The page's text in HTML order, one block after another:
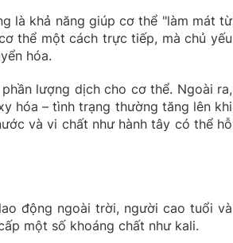
là khả năng giúp cơ thể "làm mát từ
thể một cách trực tiếp, mà chủ yếu
hóa.
lượng dịch cho cơ thể. Ngoài ra,
hóa – tình trạng thường tăng lên khi
và vi chất như hành tây có thể hỗ
động ngoài trời, người cao tuổi và
một số khoáng chất như kali.